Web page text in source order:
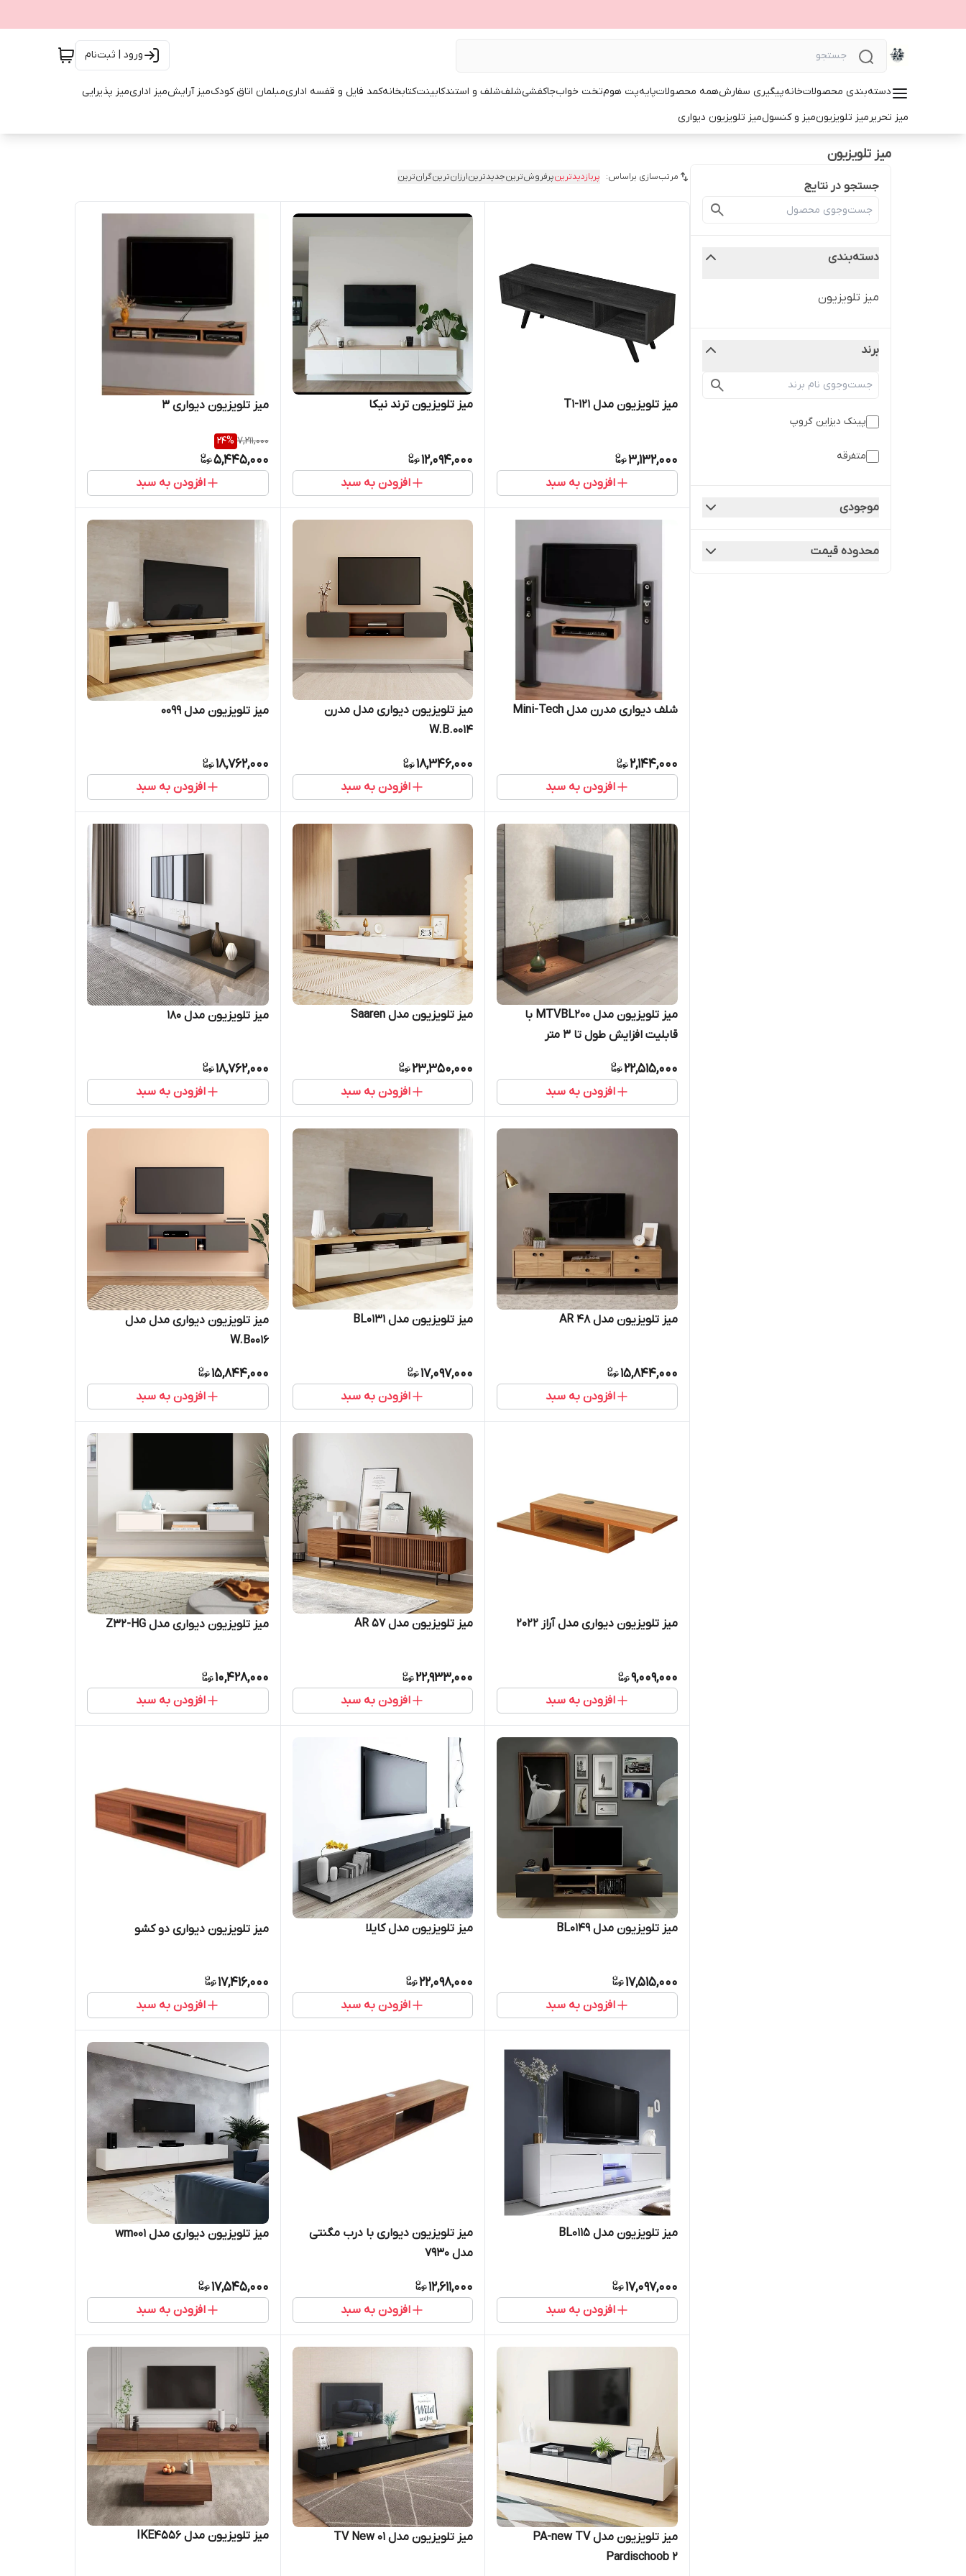
ورود | ثبت‌نام
دسته‌بندی محصولاتخانهپیگیری سفارشهمه محصولاتپایهپت هومتخت خوابجاکفشیشلفشلف و استندکابینتکتابخانهکمد فایل و قفسه اداریمبلمان اتاق کودکمیز آرایشمیز اداریمیز پذیرایی
میز تحریرمیز تلویزیونمیز و کنسولمیز تلویزیون دیواری
میز تلویزیون
جستجو در نتایج
دسته‌بندی
میز تلویزیون
برند
پینک دیزاین گروپ
متفرقه
موجودی
محدوده قیمت
مرتب‌سازی براساس: پربازدیدترینپرفروش‌ترینجدیدترینارزان‌ترینگران‌ترین
میز تلویزیون مدل T1-121
3,132,000
افزودن به سبد
میز تلویزیون ترند نیکا
12,094,000
افزودن به سبد
میز تلویزیون دیواری 3
7,211,000
24%
5,445,000
افزودن به سبد
شلف دیواری مدرن مدل Mini-Tech
2,144,000
افزودن به سبد
میز تلویزیون دیواری مدل مدرن
W.B.0014
18,346,000
افزودن به سبد
میز تلویزیون مدل 0099
18,762,000
افزودن به سبد
میز تلویزیون مدل MTVBL200 با
قابلیت افزایش طول تا 3 متر
22,515,000
افزودن به سبد
میز تلویزیون مدل Saaren
23,350,000
افزودن به سبد
میز تلویزیون مدل 180
18,762,000
افزودن به سبد
میز تلویزیون مدل AR 48
15,844,000
افزودن به سبد
میز تلویزیون مدل BL0131
17,097,000
افزودن به سبد
میز تلویزیون دیواری مدل مدل
W.B0016
15,844,000
افزودن به سبد
میز تلویزیون دیواری مدل آراز 2022
9,009,000
افزودن به سبد
میز تلویزیون مدل AR 57
22,933,000
افزودن به سبد
میز تلویزیون دیواری مدل Z32-HG
10,428,000
افزودن به سبد
میز تلویزیون مدل BL0149
17,515,000
افزودن به سبد
میز تلویزیون مدل کایلا
22,098,000
افزودن به سبد
میز تلویزیون دیواری دو کشو
17,416,000
افزودن به سبد
میز تلویزیون مدل BL0115
17,097,000
افزودن به سبد
میز تلویزیون دیواری با درب مگنتی
مدل ۷۹۳۰
12,611,000
افزودن به سبد
میز تلویزیون دیواری مدل wm001
17,545,000
افزودن به سبد
میز تلویزیون مدل PA-new TV
Pardischoob 2
میز تلویزیون مدل TV New 01 میز تلویزیون مدل IKE4556